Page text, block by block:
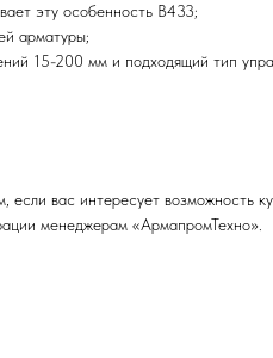
эту особенность В433;
арматуры;
15-200 мм и подходящий тип
вас интересует возможность
менеджерам «АрмапромТехно».